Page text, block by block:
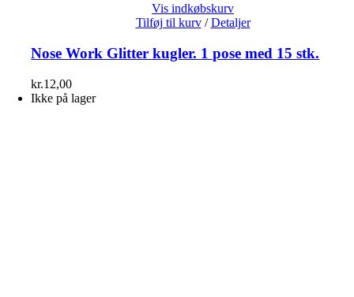
Vis indkøbskurv
Tilføj til kurv / Detaljer
Nose Work Glitter kugler. 1 pose med 15 stk.
kr.12,00
Ikke på lager